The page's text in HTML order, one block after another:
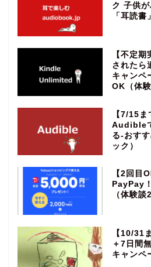
ク 子供
「耳読書」
【不定
された
キャンペ
OK（体験
【7/15ま
Audible
る‐おす
ック）
【2回目
PayPay
（体験談
【10/31
＋7日間
キャンペ